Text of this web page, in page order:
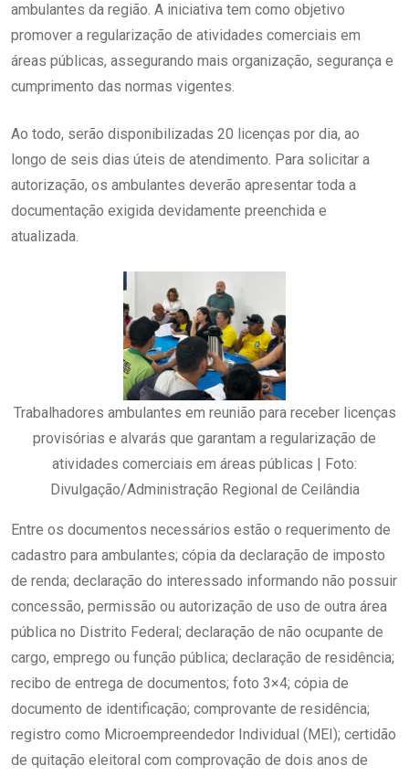
ambulantes da região. A iniciativa tem como objetivo
promover a regularização de atividades comerciais em
áreas públicas, assegurando mais organização, segurança e
cumprimento das normas vigentes.
Ao todo, serão disponibilizadas 20 licenças por dia, ao
longo de seis dias úteis de atendimento. Para solicitar a
autorização, os ambulantes deverão apresentar toda a
documentação exigida devidamente preenchida e
atualizada.
Trabalhadores ambulantes em reunião para receber licenças
provisórias e alvarás que garantam a regularização de
atividades comerciais em áreas públicas | Foto:
Divulgação/Administração Regional de Ceilândia
Entre os documentos necessários estão o requerimento de
cadastro para ambulantes; cópia da declaração de imposto
de renda; declaração do interessado informando não possuir
concessão, permissão ou autorização de uso de outra área
pública no Distrito Federal; declaração de não ocupante de
cargo, emprego ou função pública; declaração de residência;
recibo de entrega de documentos; foto 3×4; cópia de
documento de identificação; comprovante de residência;
registro como Microempreendedor Individual (MEI); certidão
de quitação eleitoral com comprovação de dois anos de